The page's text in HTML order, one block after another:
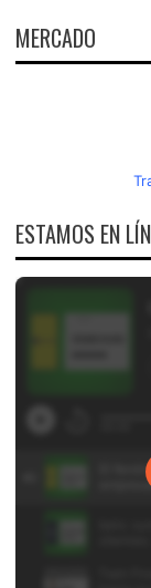
MERCADO
ESTAMOS EN